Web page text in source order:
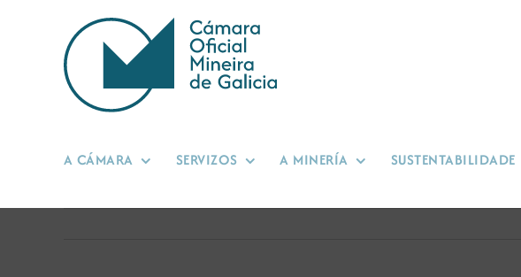
A CÁMARA SERVIZOS A MINERÍA SUSTENTABILIDADE